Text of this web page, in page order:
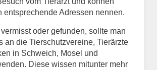
entsprechende Adressen nennen.
oder gefunden, sollte man
an die Tierschutzvereine, Tierärzte
in Schweich, Mosel und
Diese wissen mitunter mehr